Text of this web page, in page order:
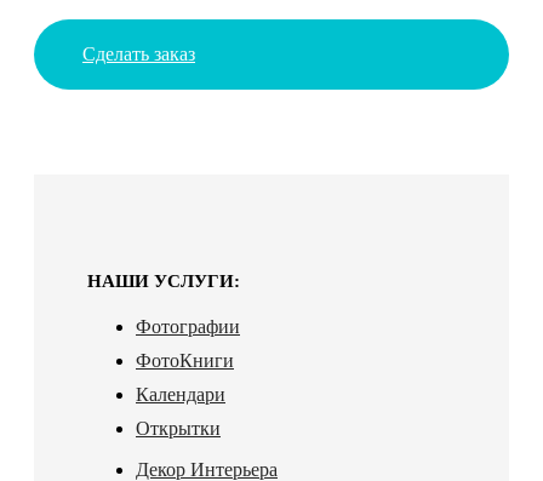
Сделать заказ
НАШИ УСЛУГИ:
Фотографии
ФотоКниги
Календари
Открытки
Декор Интерьера